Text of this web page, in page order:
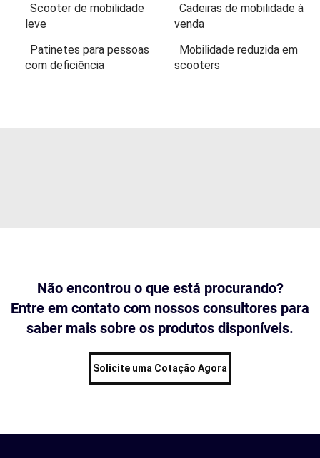
Scooter de mobilidade
leve
Cadeiras de mobilidade à
venda
Patinetes para pessoas
com deficiência
Mobilidade reduzida em
scooters
Não encontrou o que está procurando?
Entre em contato com nossos consultores para
saber mais sobre os produtos disponíveis.
Solicite uma Cotação Agora